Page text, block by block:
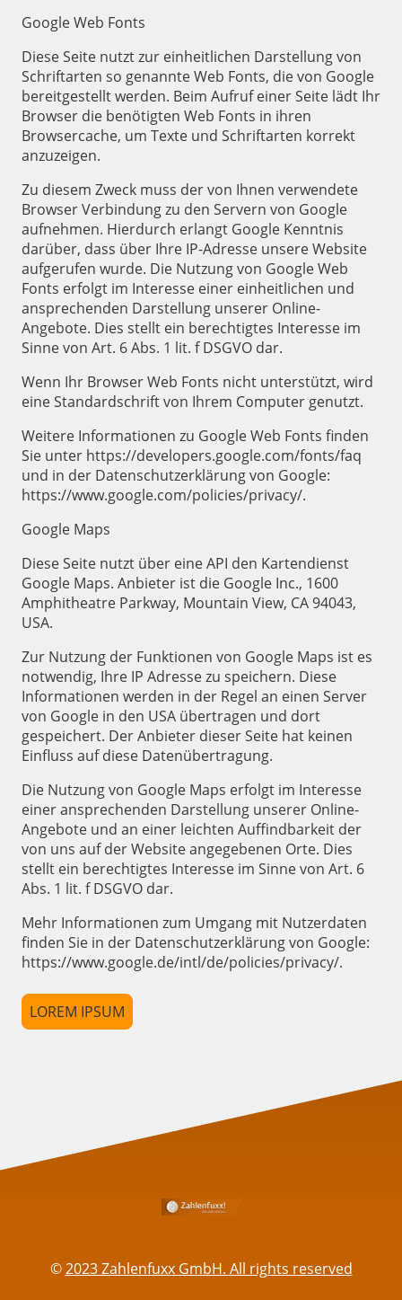
Google Web Fonts
Diese Seite nutzt zur einheitlichen Darstellung von
Schriftarten so genannte Web Fonts, die von Google
bereitgestellt werden. Beim Aufruf einer Seite lädt Ihr
Browser die benötigten Web Fonts in ihren
Browsercache, um Texte und Schriftarten korrekt
anzuzeigen.
Zu diesem Zweck muss der von Ihnen verwendete
Browser Verbindung zu den Servern von Google
aufnehmen. Hierdurch erlangt Google Kenntnis
darüber, dass über Ihre IP-Adresse unsere Website
aufgerufen wurde. Die Nutzung von Google Web
Fonts erfolgt im Interesse einer einheitlichen und
ansprechenden Darstellung unserer Online-
Angebote. Dies stellt ein berechtigtes Interesse im
Sinne von Art. 6 Abs. 1 lit. f DSGVO dar.
Wenn Ihr Browser Web Fonts nicht unterstützt, wird
eine Standardschrift von Ihrem Computer genutzt.
Weitere Informationen zu Google Web Fonts finden
Sie unter https://developers.google.com/fonts/faq
und in der Datenschutzerklärung von Google:
https://www.google.com/policies/privacy/.
Google Maps
Diese Seite nutzt über eine API den Kartendienst
Google Maps. Anbieter ist die Google Inc., 1600
Amphitheatre Parkway, Mountain View, CA 94043,
USA.
Zur Nutzung der Funktionen von Google Maps ist es
notwendig, Ihre IP Adresse zu speichern. Diese
Informationen werden in der Regel an einen Server
von Google in den USA übertragen und dort
gespeichert. Der Anbieter dieser Seite hat keinen
Einfluss auf diese Datenübertragung.
Die Nutzung von Google Maps erfolgt im Interesse
einer ansprechenden Darstellung unserer Online-
Angebote und an einer leichten Auffindbarkeit der
von uns auf der Website angegebenen Orte. Dies
stellt ein berechtigtes Interesse im Sinne von Art. 6
Abs. 1 lit. f DSGVO dar.
Mehr Informationen zum Umgang mit Nutzerdaten
finden Sie in der Datenschutzerklärung von Google:
https://www.google.de/intl/de/policies/privacy/.
LOREM IPSUM
©2023 Zahlenfuxx GmbH. All rights reserved